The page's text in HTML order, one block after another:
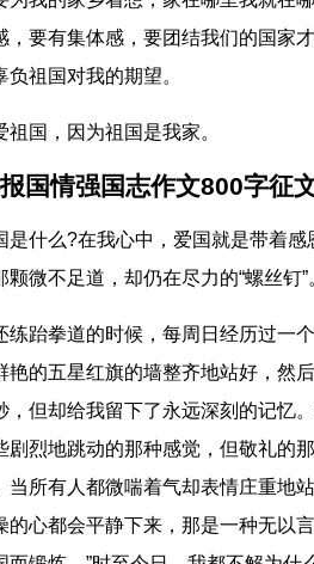
，要有集体感，要团结我们的国家
负祖国对我的期望。
祖国，因为祖国是我家。
国情强国志作文800字征
是什么?在我心中，爱国就是带着
颗微不足道，却仍在尽力的“螺丝钉”
练跆拳道的时候，每周日经历过一
艳的五星红旗的墙整齐地站好，然
，但却给我留下了永远深刻的记忆
剧烈地跳动的那种感觉，但敬礼的
当所有人都微喘着气却表情庄重地
的心都会平静下来，那是一种无以